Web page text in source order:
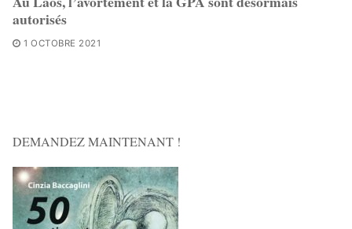
autorisés
1 OCTOBRE 2021
DEMANDEZ MAINTENANT !